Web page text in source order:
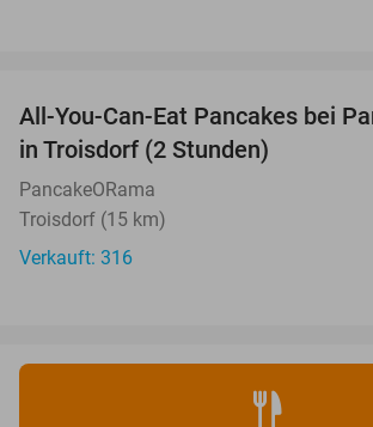
All-You-Can-Eat Pancakes bei
in Troisdorf (2 Stunden)
PancakeORama
Troisdorf (15 km)
Verkauft: 316